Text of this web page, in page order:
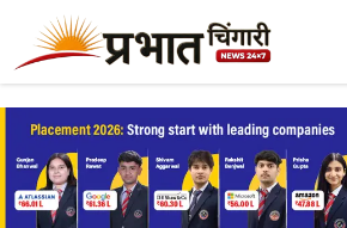
content